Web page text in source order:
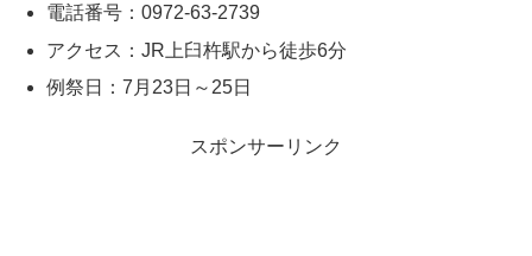
電話番号：0972-63-2739
アクセス：JR上臼杵駅から徒歩6分
例祭日：7月23日～25日
スポンサーリンク